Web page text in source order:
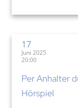
17
Juni 2025
20:00
Per Anhalter
Hörspiel